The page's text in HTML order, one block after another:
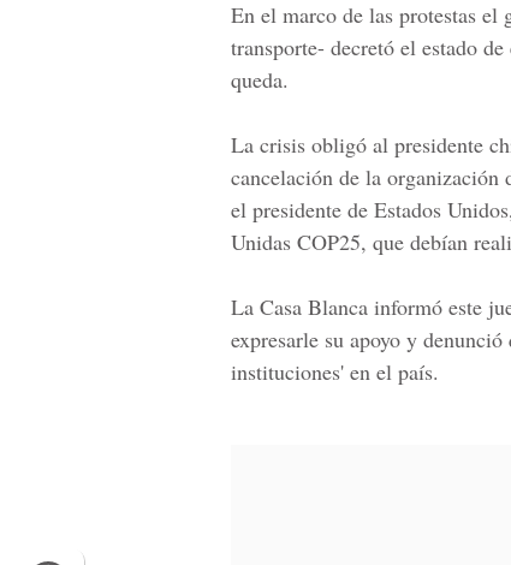
En el marco de las protestas el
transporte- decretó el estado
queda.
La crisis obligó al presidente
cancelación de la
el presidente de Estados
Unidas COP25, que debían
La Casa Blanca informó este
expresarle su apoyo y
instituciones' en el país.